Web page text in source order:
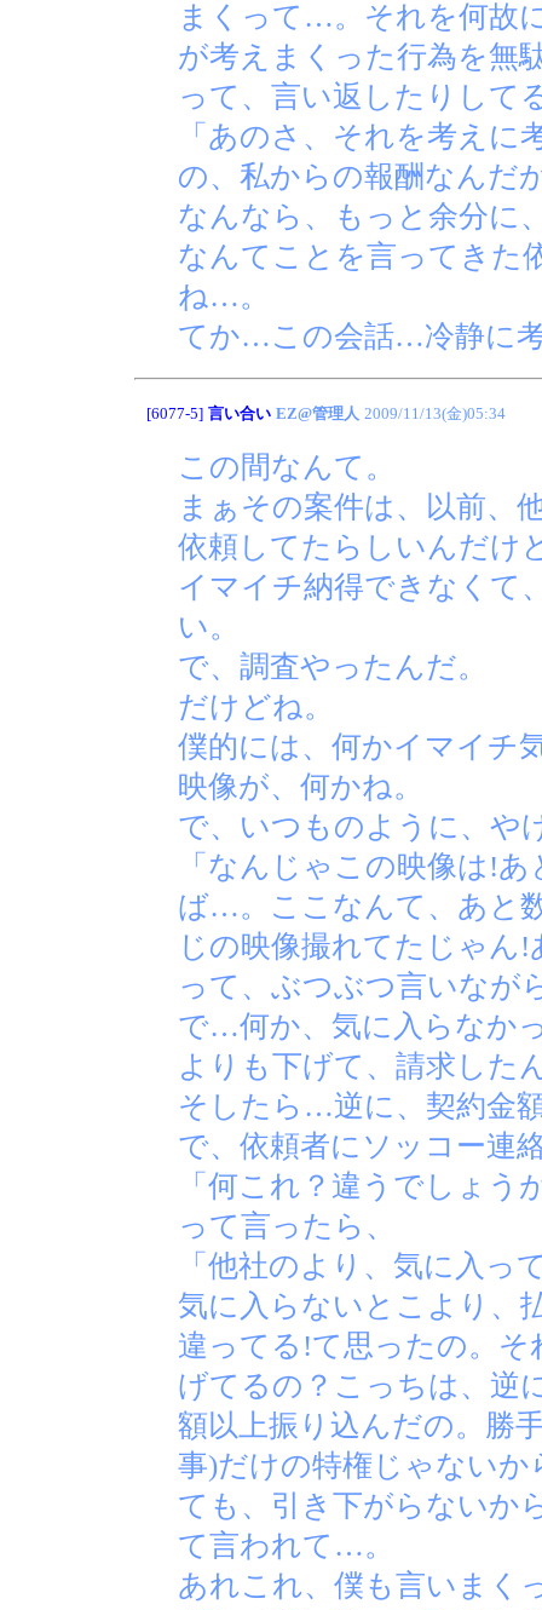
まくって…。それを何故
が考えまくった行為を無
って、言い返したりして
「あのさ、それを考え
の、私からの報酬なんだ
なんなら、もっと余分に
なんてことを言ってきた
ね…。
てか…この会話…冷静に
[6077-5] 言い合い EZ@管理人 2009/11/13(金)05:34
この間なんて。
まぁその案件は、以前、
依頼してたらしいんだけ
イマイチ納得できなくて
い。
で、調査やったんだ。
だけどね。
僕的には、何かイマイチ
映像が、何かね。
で、いつものように、や
「なんじゃこの映像は!
ば…。ここなんて、あと
じの映像撮れてたじゃん
って、ぶつぶつ言いなが
で…何か、気に入らなか
よりも下げて、請求した
そしたら…逆に、契約金
で、依頼者にソッコー連
「何これ？違うでしょう
って言ったら、
「他社のより、気に入っ
気に入らないとこより、
違ってる!て思ったの。そ
げてるの？こっちは、逆
額以上振り込んだの。勝
事)だけの特権じゃない
ても、引き下がらないか
て言われて…。
あれこれ、僕も言いま